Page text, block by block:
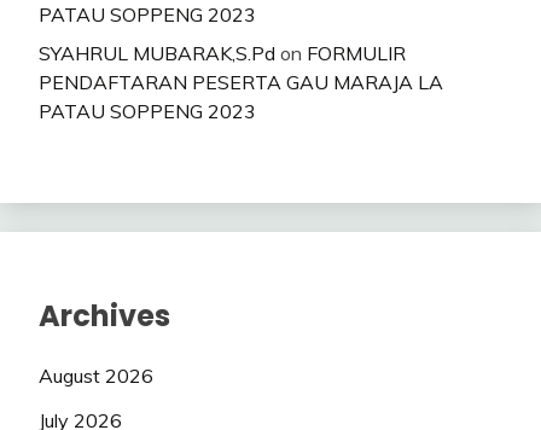
PATAU SOPPENG 2023
SYAHRUL MUBARAK,S.Pd on FORMULIR
PENDAFTARAN PESERTA GAU MARAJA LA
PATAU SOPPENG 2023
Archives
August 2026
July 2026